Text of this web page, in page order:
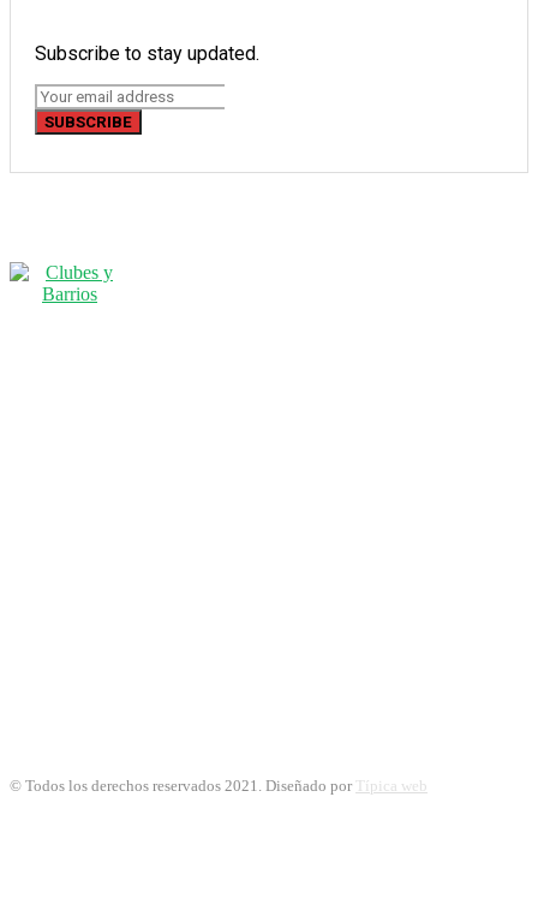
Subscribe to stay updated.
SUBSCRIBE
© Todos los derechos reservados 2021. Diseñado por Típica web